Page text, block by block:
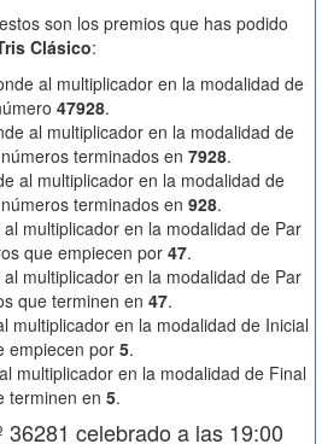
son los premios que has podido
Clásico:
al multiplicador en la modalidad de
47928.
al multiplicador en la modalidad de
terminados en 7928.
al multiplicador en la modalidad de
terminados en 928.
multiplicador en la modalidad de Par
que empiecen por 47.
multiplicador en la modalidad de Par
que terminen en 47.
multiplicador en la modalidad de Inicial
empiecen por 5.
multiplicador en la modalidad de Final
terminen en 5.
36281 celebrado a las 19:00